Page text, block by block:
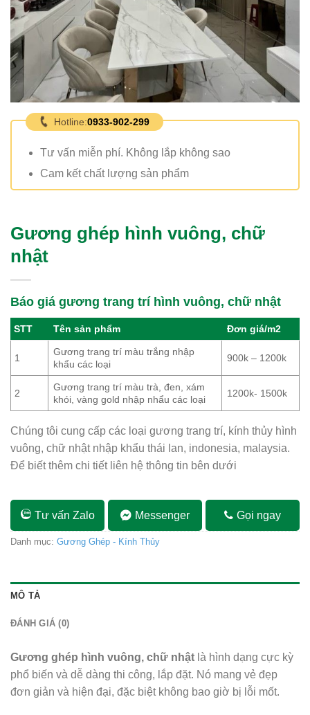
Hotline:0933-902-299
Tư vấn miễn phí. Không lắp không sao
Cam kết chất lượng sản phẩm
Gương ghép hình vuông, chữ
nhật
Báo giá gương trang trí hình vuông, chữ nhật
STT Tên sản phẩm Đơn giá/m2
1
Gương trang trí màu trắng nhập
khẩu các loại
900k – 1200k
2
Gương trang trí màu trà, đen, xám
khói, vàng gold nhập nhẩu các loại
1200k- 1500k
Chúng tôi cung cấp các loại gương trang trí, kính thủy hình
vuông, chữ nhật nhập khẩu thái lan, indonesia, malaysia.
Để biết thêm chi tiết liên hệ thông tin bên dưới
Tư vấn Zalo Messenger Gọi ngay
Danh mục: Gương Ghép - Kính Thủy
MÔ TẢ
ĐÁNH GIÁ (0)
Gương ghép hình vuông, chữ nhật là hình dạng cực kỳ
phổ biến và dễ dàng thi công, lắp đặt. Nó mang vẻ đẹp
đơn giản và hiện đại, đặc biệt không bao giờ bị lỗi mốt.